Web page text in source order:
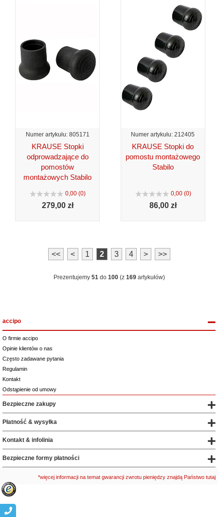
Numer artykułu: 805171
KRAUSE Stopki
odprowadzające do
pomostów
montażowych Stabilo
0,00 (0)
279,00 zł
Numer artykułu: 212405
KRAUSE Stopki do
pomostu montażowego
Stabilo
0,00 (0)
86,00 zł
<< < 1 2 3 4 > >>
Prezentujemy 51 do 100(z 169artykułów)
accipo
O firmie accipo
Opinie klientów o nas
Często zadawane pytania
Regulamin
Kontakt
Odstąpienie od umowy
Bezpieczne zakupy
Płatność & wysyłka
Kontakt & infolinia
Bezpieczne formy płatności
*więcej informacji na temat gwarancji zwrotu pieniędzy znajdą Państwo tutaj